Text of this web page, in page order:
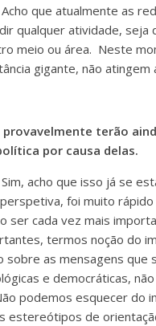
que atualmente as
qualquer atividade,
meio ou área. Neste
gigante, não
terão
por causa delas.
acho que isso já se
foi muito
ser cada vez mais
termos noção do
as mensagens que
e democráticas,
podemos esquecer do
estereótipos de